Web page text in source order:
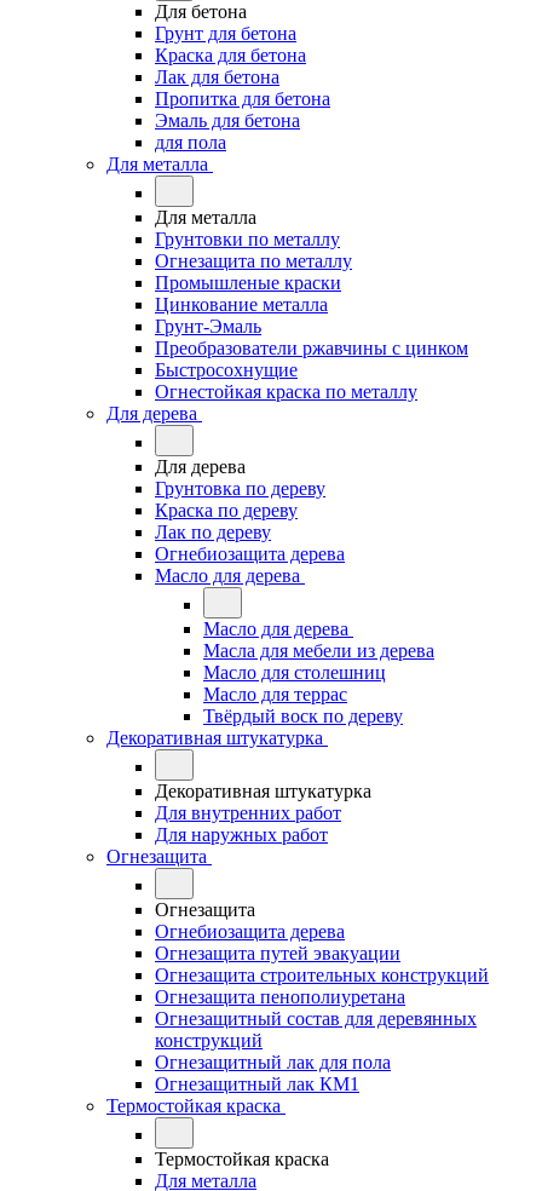
Для бетона
Грунт для бетона
Краска для бетона
Лак для бетона
Пропитка для бетона
Эмаль для бетона
для пола
Для металла
Для металла
Грунтовки по металлу
Огнезащита по металлу
Промышленые краски
Цинкование металла
Грунт-Эмаль
Преобразователи ржавчины с цинком
Быстросохнущие
Огнестойкая краска по металлу
Для дерева
Для дерева
Грунтовка по дереву
Краска по дереву
Лак по дереву
Огнебиозащита дерева
Масло для дерева
Масло для дерева
Масла для мебели из дерева
Масло для столешниц
Масло для террас
Твёрдый воск по дереву
Декоративная штукатурка
Декоративная штукатурка
Для внутренних работ
Для наружных работ
Огнезащита
Огнезащита
Огнебиозащита дерева
Огнезащита путей эвакуации
Огнезащита строительных конструкций
Огнезащита пенополиуретана
Огнезащитный состав для деревянных
конструкций
Огнезащитный лак для пола
Огнезащитный лак КМ1
Термостойкая краска
Термостойкая краска
Для металла